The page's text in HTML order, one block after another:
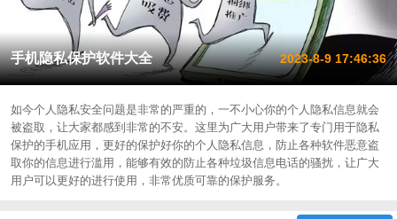
手机隐私保护软件大全 2023-8-9 17:46:36
如今个人隐私安全问题是非常的严重的，一不小心你的个人隐私信息就会
被盗取，让大家都感到非常的不安。这里为广大用户带来了专门用于隐私
保护的手机应用，更好的保护好你的个人隐私信息，防止各种软件恶意盗
取你的信息进行滥用，能够有效的防止各种垃圾信息电话的骚扰，让广大
用户可以更好的进行使用，非常优质可靠的保护服务。